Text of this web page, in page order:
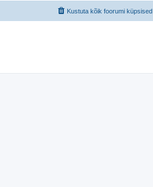
Kustuta kõik foorumi küpsised